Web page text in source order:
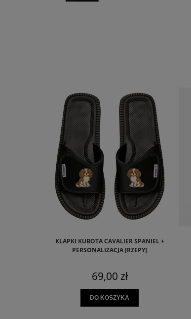
KLAPKI KUBOTA CAVALIER SPANIEL +
PERSONALIZACJA [RZEPY]
69,00 zł
DO KOSZYKA